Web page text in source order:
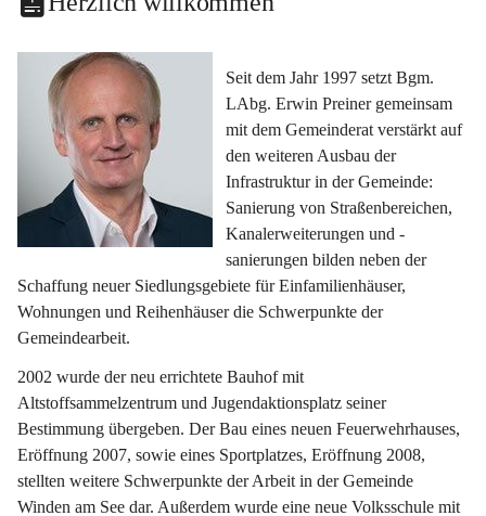
Seit dem Jahr 1997 setzt Bgm.
LAbg. Erwin Preiner gemeinsam
mit dem Gemeinderat verstärkt auf
den weiteren Ausbau der
Infrastruktur in der Gemeinde:
Sanierung von Straßenbereichen,
Kanalerweiterungen und -
sanierungen bilden neben der
Schaffung neuer Siedlungsgebiete für Einfamilienhäuser,
Wohnungen und Reihenhäuser die Schwerpunkte der
Gemeindearbeit.
2002 wurde der neu errichtete Bauhof mit
Altstoffsammelzentrum und Jugendaktionsplatz seiner
Bestimmung übergeben. Der Bau eines neuen Feuerwehrhauses,
Eröffnung 2007, sowie eines Sportplatzes, Eröffnung 2008,
stellten weitere Schwerpunkte der Arbeit in der Gemeinde
Winden am See dar. Außerdem wurde eine neue Volksschule mit